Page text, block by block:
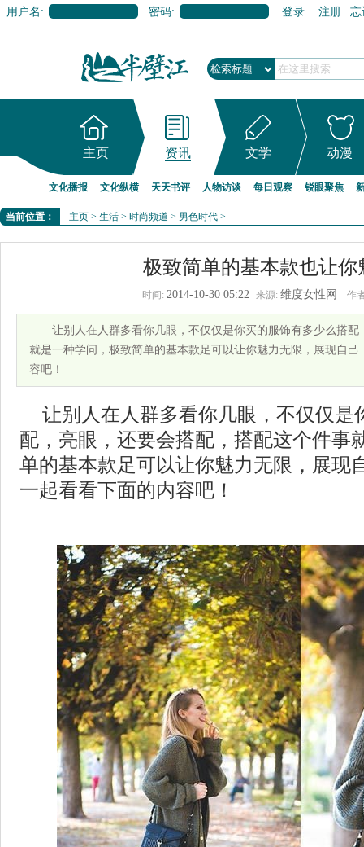
用户名: 密码: 登录 注册 忘
主页 资讯 文学 动漫
文化播报 文化纵横 天天书评 人物访谈 每日观察 锐眼聚焦
当前位置： 主页 > 生活 > 时尚频道 > 男色时代 >
极致简单的基本款也让你
时间: 2014-10-30 05:22 来源: 维度女性网 作
让别人在人群多看你几眼，不仅仅是你买的服饰有多少么搭配
就是一种学问，极致简单的基本款足可以让你魅力无限，展现自
容吧！
让别人在人群多看你几眼，不仅仅是
配，亮眼，还要会搭配，搭配这个件事
单的基本款足可以让你魅力无限，展现
一起看看下面的内容吧！